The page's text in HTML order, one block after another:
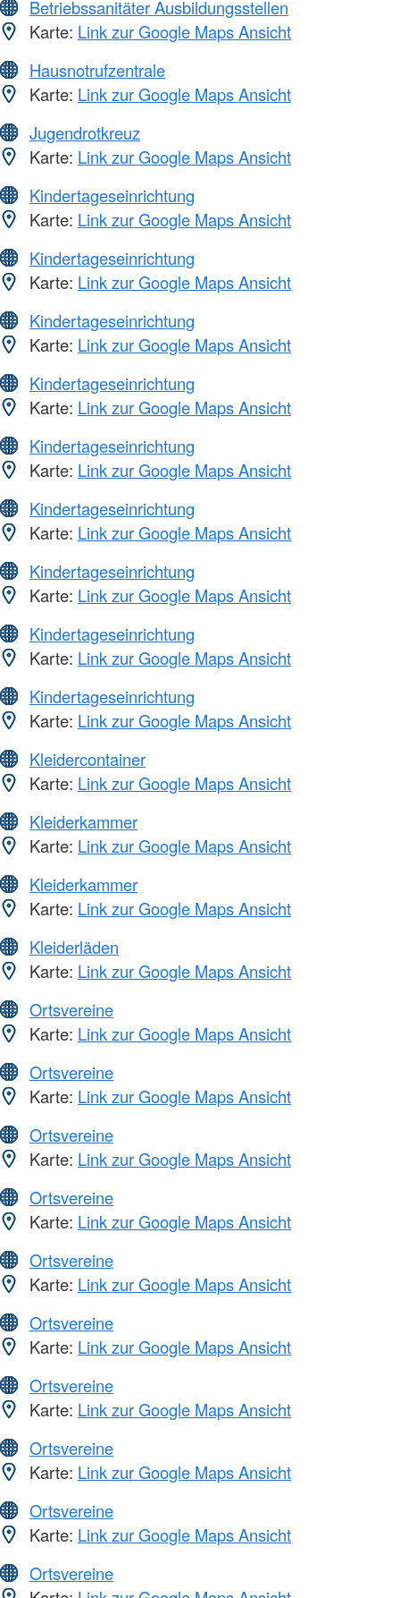
Betriebssanitäter Ausbildungsstellen
Karte: Link zur Google Maps Ansicht
Hausnotrufzentrale
Karte: Link zur Google Maps Ansicht
Jugendrotkreuz
Karte: Link zur Google Maps Ansicht
Kindertageseinrichtung
Karte: Link zur Google Maps Ansicht
Kindertageseinrichtung
Karte: Link zur Google Maps Ansicht
Kindertageseinrichtung
Karte: Link zur Google Maps Ansicht
Kindertageseinrichtung
Karte: Link zur Google Maps Ansicht
Kindertageseinrichtung
Karte: Link zur Google Maps Ansicht
Kindertageseinrichtung
Karte: Link zur Google Maps Ansicht
Kindertageseinrichtung
Karte: Link zur Google Maps Ansicht
Kindertageseinrichtung
Karte: Link zur Google Maps Ansicht
Kindertageseinrichtung
Karte: Link zur Google Maps Ansicht
Kleidercontainer
Karte: Link zur Google Maps Ansicht
Kleiderkammer
Karte: Link zur Google Maps Ansicht
Kleiderkammer
Karte: Link zur Google Maps Ansicht
Kleiderläden
Karte: Link zur Google Maps Ansicht
Ortsvereine
Karte: Link zur Google Maps Ansicht
Ortsvereine
Karte: Link zur Google Maps Ansicht
Ortsvereine
Karte: Link zur Google Maps Ansicht
Ortsvereine
Karte: Link zur Google Maps Ansicht
Ortsvereine
Karte: Link zur Google Maps Ansicht
Ortsvereine
Karte: Link zur Google Maps Ansicht
Ortsvereine
Karte: Link zur Google Maps Ansicht
Ortsvereine
Karte: Link zur Google Maps Ansicht
Ortsvereine
Karte: Link zur Google Maps Ansicht
Ortsvereine